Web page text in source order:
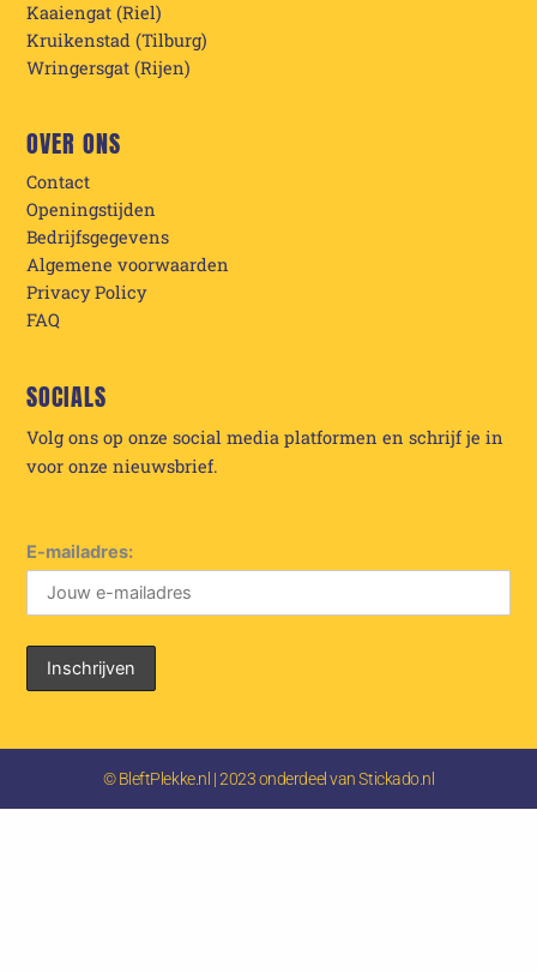
Kaaiengat (Riel)
Kruikenstad (Tilburg)
Wringersgat (Rijen)
OVER ONS
Contact
Openingstijden
Bedrijfsgegevens
Algemene voorwaarden
Privacy Policy
FAQ
SOCIALS
Volg ons op onze social media platformen en schrijf je in
voor onze nieuwsbrief.
E-mailadres:
© BleftPlekke.nl | 2023 onderdeel van Stickado.nl